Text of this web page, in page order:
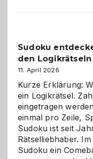
Sudoku
den Logikrätseln
11. April 2026
Kurze Erklärung:
ein Logikrätsel.
eingetragen
einmal pro Zeile,
Sudoku ist seit
Rätselliebhaber.
Sudoku ein